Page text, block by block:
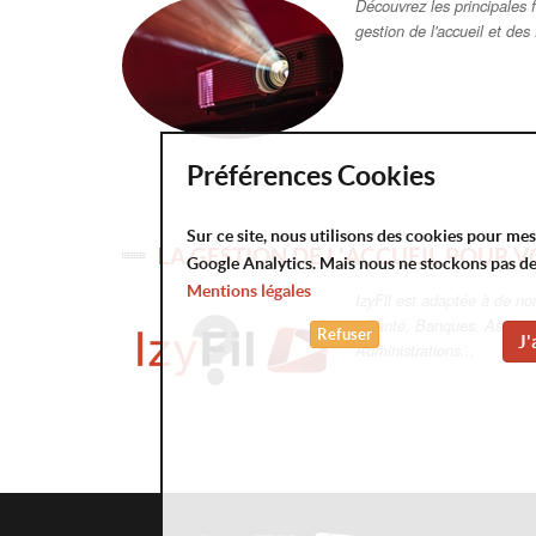
Découvrez les
gestion de l'accueil et
LA GESTION DE L'ACCUEIL POUR
IzyFil est adaptée à de
: Santé, Banques,
Administrations...
Préférences Cookies
Sur ce site, nous utilisons des cookies pour
Google Analytics. Mais nous ne stockons pas
Mentions légales
Refuser